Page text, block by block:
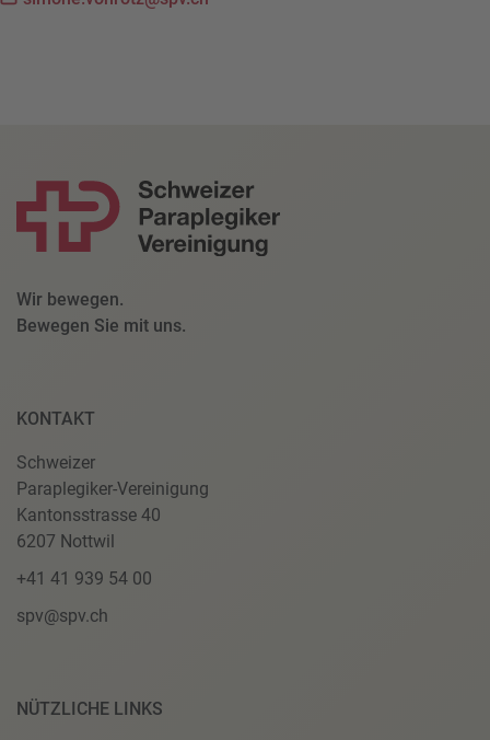
Wir bewegen.
Bewegen Sie mit uns.
KONTAKT
Schweizer
Paraplegiker-Vereinigung
Kantonsstrasse 40
6207 Nottwil
+41 41 939 54 00
spv@spv.ch
NÜTZLICHE LINKS